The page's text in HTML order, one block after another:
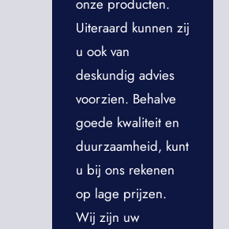
onze producten.
Uiteraard kunnen zij
u ook van
deskundig advies
voorzien. Behalve
goede kwaliteit en
duurzaamheid, kunt
u bij ons rekenen
op lage prijzen.
Wij zijn uw